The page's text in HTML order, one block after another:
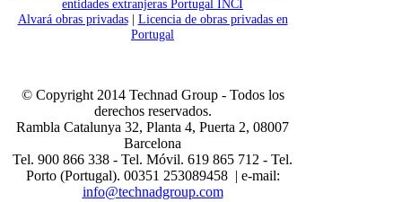
entidades extranjeras Portugal INCI
Alvará obras privadas| Licencia de obras privadas en
Portugal
© Copyright 2014 Technad Group - Todos los
derechos reservados.
Rambla Catalunya 32, Planta 4, Puerta 2, 08007
Barcelona
Tel. 900 866 338 - Tel. Móvil. 619 865 712 - Tel.
Porto (Portugal). 00351 253089458 | e-mail:
info@technadgroup.com